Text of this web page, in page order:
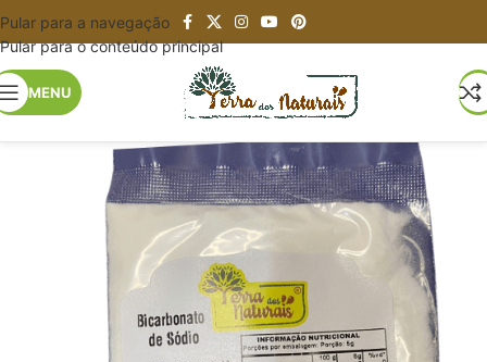
Pular para a navegação
Pular para o conteúdo principal
MENU